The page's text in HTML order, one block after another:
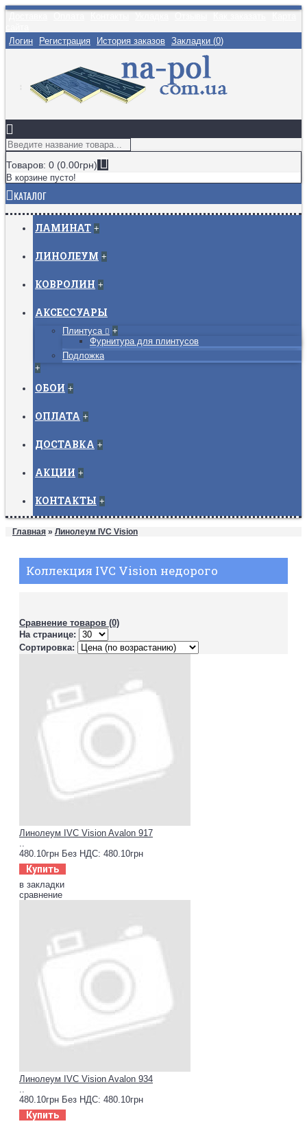
Логин
Регистрация История заказов Закладки (0)
Товаров: 0 (0.00грн)
В корзине пусто!
КАТАЛОГ
ЛАМИНАТ +
ЛИНОЛЕУМ +
КОВРОЛИН +
АКСЕССУАРЫ
Плинтуса
+
Фурнитура для плинтусов
Подложка
+
ОБОИ +
ОПЛАТА +
ДОСТАВКА +
АКЦИИ +
КОНТАКТЫ +
Главная » Линолеум IVC Vision
Коллекция IVC Vision недорого
Сравнение товаров (0)
На странице:
Сортировка:
Линолеум IVC Vision Avalon 917
480.10грн Без НДС: 480.10грн
Купить
в закладки
сравнение
Линолеум IVC Vision Avalon 934
480.10грн Без НДС: 480.10грн
Купить